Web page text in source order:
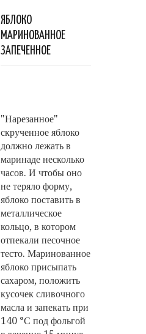
ЯБЛОКО
МАРИНОВАННОЕ
ЗАПЕЧЕННОЕ
"Нарезанное"
скрученное яблоко
должно лежать в
маринаде несколько
часов. И чтобы оно
не теряло форму,
яблоко поставить в
металлическое
кольцо, в котором
отпекали песочное
тесто. Маринованное
яблоко присыпать
сахаром, положить
кусочек сливочного
масла и запекать при
140 °С под фольгой